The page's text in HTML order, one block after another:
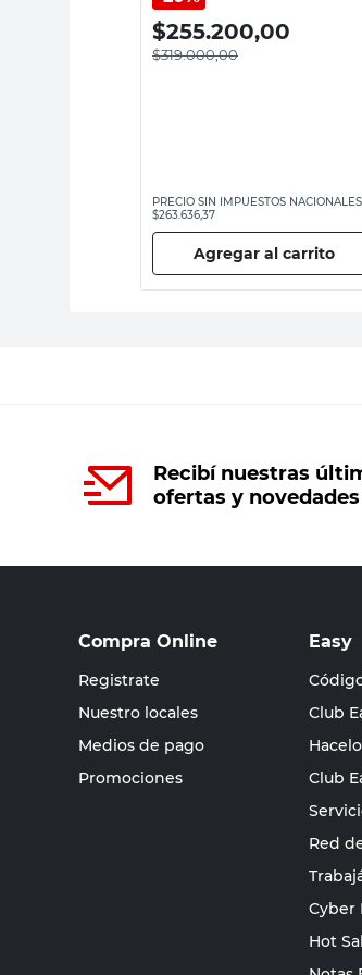
$255.200,00
$319.000,00
PRECIO SIN IMPUESTOS
$263.636,37
Agregar al carrito
Recibí nuestras
ofertas y novedades
Compra Online
Registrate
Nuestro locales
Medios de pago
Promociones
Easy
Club
Club
Red
Cyber
Hot